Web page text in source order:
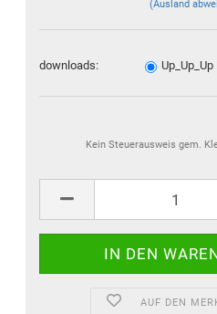
(Ausland
downloads: Up_Up_Up
Kein Steuerausweis gem.
AUF DEN